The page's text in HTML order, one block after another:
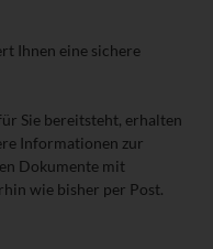
Ihnen eine sichere
Sie bereitsteht, erhalten
Informationen zur
Dokumente mit
wie bisher per Post.